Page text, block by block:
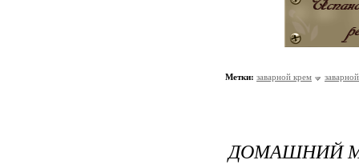
Метки: заварной крем заварной
ДОМАШНИЙ